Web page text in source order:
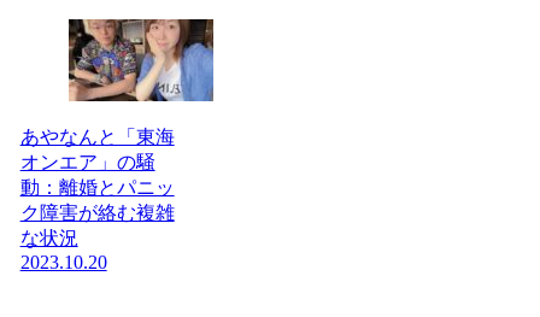
あやなんと「東海
オンエア」の騒
動：離婚とパニッ
ク障害が絡む複雑
な状況
2023.10.20